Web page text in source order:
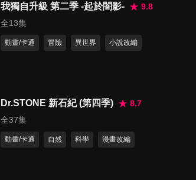
第16集 送行課的茶吉尼 / 草葉
第17集 向妖怪學習的男人與利
我獨自升級 第二季 -起於闇影-
9.8
全13集
動畫/卡通 冒險 異世界 小說改編
Dr.STONE 新石紀 (第四季)
8.7
全37集
動畫/卡通 自然 科學 漫畫改編